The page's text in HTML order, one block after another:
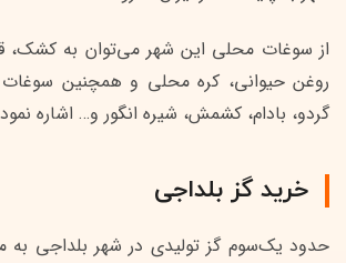
از سوغات محلی این شهر می‌توان به کشک،
روغن حیوانی، کره محلی و همچنین
گردو، بادام، کشمش، شیره انگور و… اشاره
خرید گز بلداجی
حدود یک‌سوم گز تولیدی در شهر بلداجی